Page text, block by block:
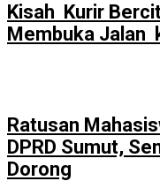
Kisah Kurir
Membuka Jalan
Ratusan
DPRD Sumut,
Dorong